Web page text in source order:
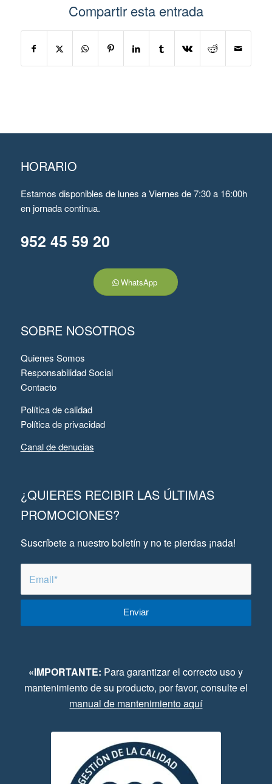
Compartir esta entrada
HORARIO
Estamos disponibles de lunes a Viernes de 7:30 a 16:00h
en jornada continua.
952 45 59 20
WhatsApp
SOBRE NOSOTROS
Quienes Somos
Responsabilidad Social
Contacto
Política de calidad
Política de privacidad
Canal de denucias
¿QUIERES RECIBIR LAS ÚLTIMAS
PROMOCIONES?
Suscríbete a nuestro boletín y no te pierdas ¡nada!
«IMPORTANTE: Para garantizar el correcto uso y
mantenimiento de su producto, por favor, consulte el
manual de mantenimiento aquí